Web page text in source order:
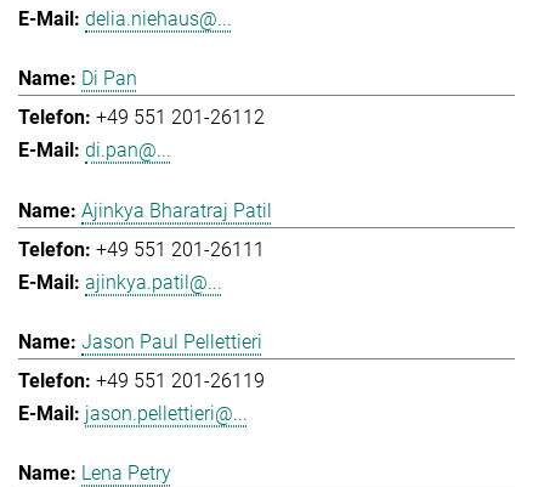
delia.niehaus@...
Di Pan
+49 551 201-26112
di.pan@...
Ajinkya Bharatraj Patil
+49 551 201-26111
ajinkya.patil@...
Jason Paul Pellettieri
+49 551 201-26119
jason.pellettieri@...
Lena Petry